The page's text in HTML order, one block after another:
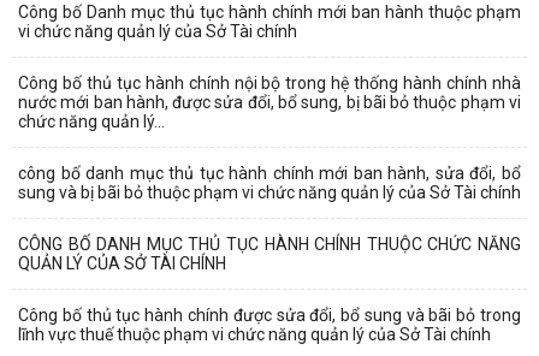
Công bố Danh mục thủ tục hành chính mới ban hành thuộc phạm
vi chức năng quản lý của Sở Tài chính
Công bố thủ tục hành chính nội bộ trong hệ thống hành chính nhà
nước mới ban hành, được sửa đổi, bổ sung, bị bãi bỏ thuộc phạm vi
chức năng quản lý...
công bố danh mục thủ tục hành chính mới ban hành, sửa đổi, bổ
sung và bị bãi bỏ thuộc phạm vi chức năng quản lý của Sở Tài chính
CÔNG BỐ DANH MỤC THỦ TỤC HÀNH CHÍNH THUỘC CHỨC NĂNG
QUẢN LÝ CỦA SỞ TÀI CHÍNH
Công bố thủ tục hành chính được sửa đổi, bổ sung và bãi bỏ trong
lĩnh vực thuế thuộc phạm vi chức năng quản lý của Sở Tài chính